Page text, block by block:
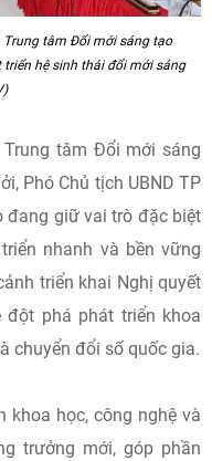
mới.
hệ sinh thái đổi mới sáng
tâm Đổi mới sáng